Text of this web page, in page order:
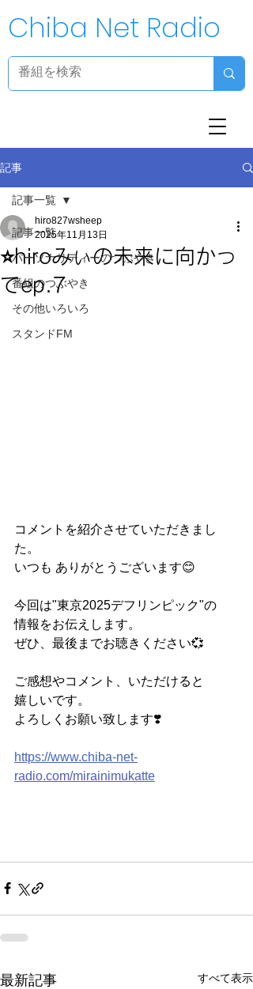
Chiba Net Radio
記事
記事一覧
パーソナリティーのつぶやき
番組のつぶやき
その他いろいろ
スタンドFM
記事一覧
⭐️hiroみぃの未来に向かっ
てep.7
hiro827wsheep
2025年11月13日
コメントを紹介させていただきまし
た。
いつも ありがとうございます😊
今回は"東京2025デフリンピック"の
情報をお伝えします。
ぜひ、最後までお聴きください💞
ご感想やコメント、いただけると
嬉しいです。
よろしくお願い致します❣️
https://www.chiba-net-
radio.com/mirainimukatte
最新記事 すべて表示